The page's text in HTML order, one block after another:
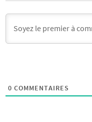
0 COMMENTAIRES